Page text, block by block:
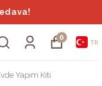
0
TR
Yapım Kiti